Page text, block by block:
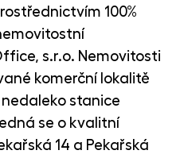
100%
s.r.o. Nemovitosti
komerční lokalitě
stanice
se o kvalitní
14 a Pekařská